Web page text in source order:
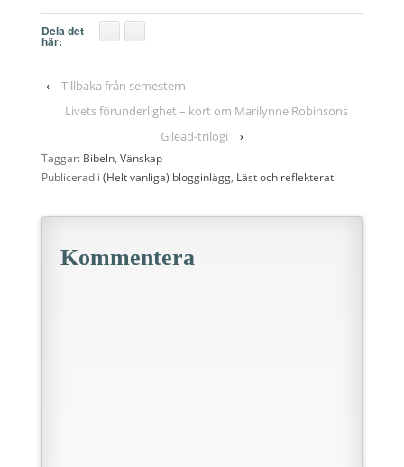
Dela det
här:
‹
Tillbaka från semestern
Livets förunderlighet – kort om Marilynne Robinsons
Gilead-trilogi
›
Taggar: Bibeln, Vänskap
Publicerad i (Helt vanliga) blogginlägg, Läst och reflekterat
Kommentera